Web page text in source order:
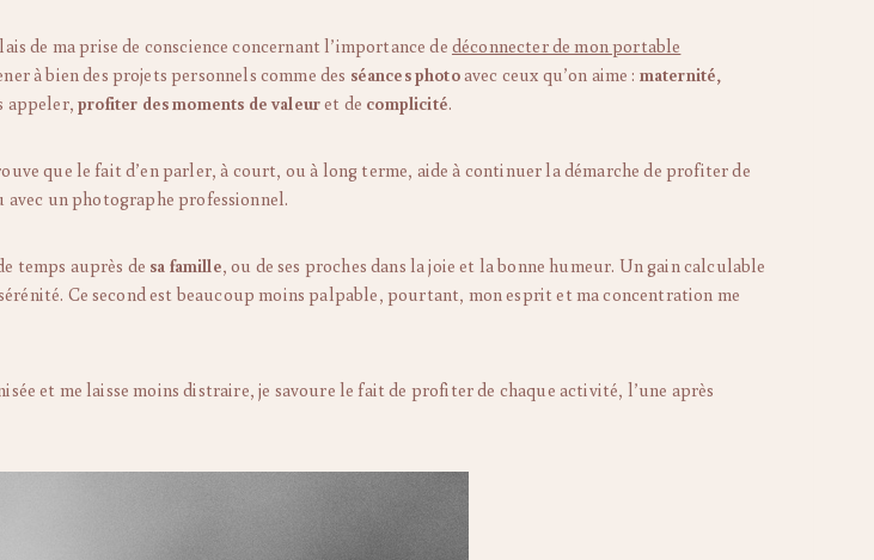
de ma prise de conscience concernant l’importance de déconnecter de mon portable
à bien des projets personnels comme des séances photoavec ceux qu’on aime : maternité,
appeler,profiter des moments de valeuret de complicité.
que le fait d’en parler, à court, ou à long terme, aide à continuer la démarche de profiter de
avec un photographe professionnel.
temps auprès de sa famille, ou de ses proches dans la joie et la bonne humeur. Un gain calculable
Ce second est beaucoup moins palpable, pourtant, mon esprit et ma concentration me
et me laisse moins distraire, je savoure le fait de profiter de chaque activité, l’une après